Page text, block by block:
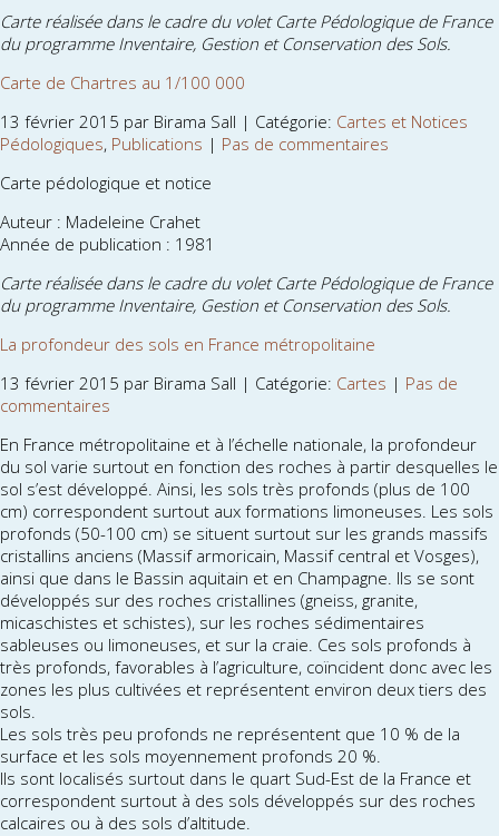
Carte réalisée dans le cadre du volet Carte Pédologique de France
du programme Inventaire, Gestion et Conservation des Sols.
Carte de Chartres au 1/100 000
13 février 2015 par Birama Sall | Catégorie: Cartes et Notices
Pédologiques, Publications | Pas de commentaires
Carte pédologique et notice
Auteur : Madeleine Crahet
Année de publication : 1981
Carte réalisée dans le cadre du volet Carte Pédologique de France
du programme Inventaire, Gestion et Conservation des Sols.
La profondeur des sols en France métropolitaine
13 février 2015 par Birama Sall | Catégorie: Cartes | Pas de
commentaires
En France métropolitaine et à l’échelle nationale, la profondeur
du sol varie surtout en fonction des roches à partir desquelles le
sol s’est développé. Ainsi, les sols très profonds (plus de 100
cm) correspondent surtout aux formations limoneuses. Les sols
profonds (50-100 cm) se situent surtout sur les grands massifs
cristallins anciens (Massif armoricain, Massif central et Vosges),
ainsi que dans le Bassin aquitain et en Champagne. Ils se sont
développés sur des roches cristallines (gneiss, granite,
micaschistes et schistes), sur les roches sédimentaires
sableuses ou limoneuses, et sur la craie. Ces sols profonds à
très profonds, favorables à l’agriculture, coïncident donc avec les
zones les plus cultivées et représentent environ deux tiers des
sols.
Les sols très peu profonds ne représentent que 10 % de la
surface et les sols moyennement profonds 20 %.
Ils sont localisés surtout dans le quart Sud-Est de la France et
correspondent surtout à des sols développés sur des roches
calcaires ou à des sols d’altitude.